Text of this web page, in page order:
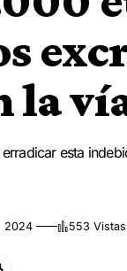
la
esta
2024 553 Vistas